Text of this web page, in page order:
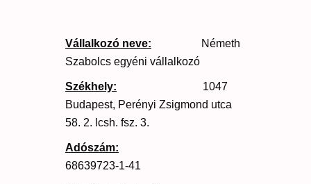
Vállalkozó neve: Németh
Szabolcs egyéni vállalkozó
Székhely: 1047
Budapest, Perényi Zsigmond utca
58. 2. lcsh. fsz. 3.
Adószám:
68639723-1-41